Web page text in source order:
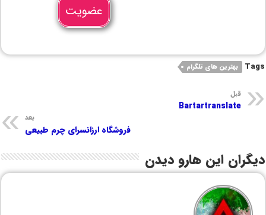
عضویت
Tags بهترین های تلگرام
قبل
Bartartranslate
بعد
فروشگاه ارزانسرای چرم طبیعی
دیگران این هارو دیدن